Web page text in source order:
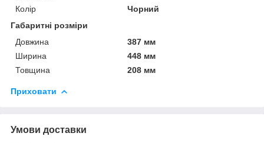
Колір
Чорний
Габаритні розміри
Довжина
387 мм
Ширина
448 мм
Товщина
208 мм
Приховати
Умови доставки